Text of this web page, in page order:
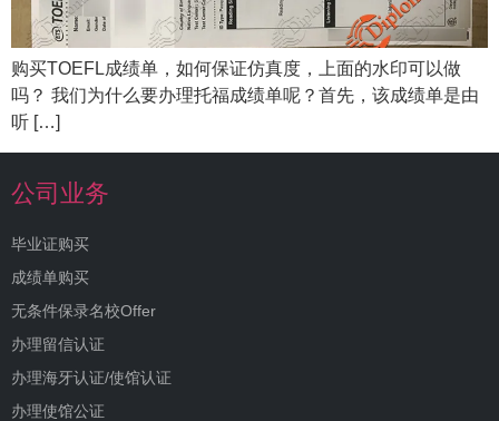
购买TOEFL成绩单，如何保证仿真度，上面的水印可以做
吗？ 我们为什么要办理托福成绩单呢？首先，该成绩单是由
听 […]
公司业务
毕业证购买
成绩单购买
无条件保录名校Offer
办理留信认证
办理海牙认证/使馆认证
办理使馆公证